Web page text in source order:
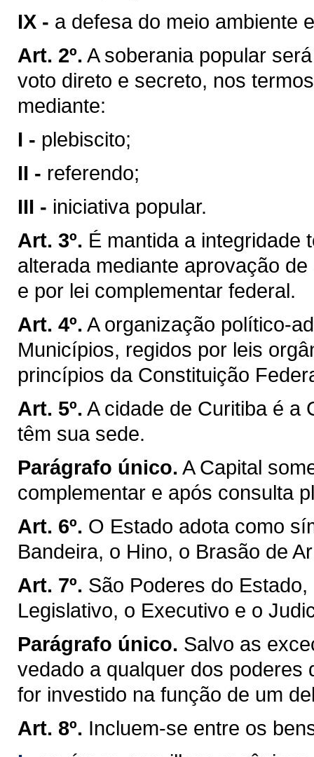
IX - a defesa do meio ambiente
Art. 2º. A soberania popular
voto direto e secreto, nos
mediante:
I - plebiscito;
II - referendo;
III - iniciativa popular.
Art. 3º. É mantida a integridade
alterada mediante aprovação
e por lei complementar federal.
Art. 4º. A organização político-
Municípios, regidos por leis
princípios da Constituição
Art. 5º. A cidade de Curitiba é a
têm sua sede.
Parágrafo único. A Capital
complementar e após consulta
Art. 6º. O Estado adota como
Bandeira, o Hino, o Brasão de
Art. 7º. São Poderes do
Legislativo, o Executivo e o
Parágrafo único. Salvo as
vedado a qualquer dos poderes
for investido na função de um
Art. 8º. Incluem-se entre os